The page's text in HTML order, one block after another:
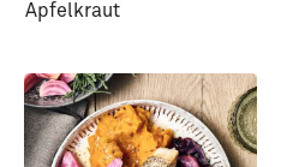
Apfelkraut